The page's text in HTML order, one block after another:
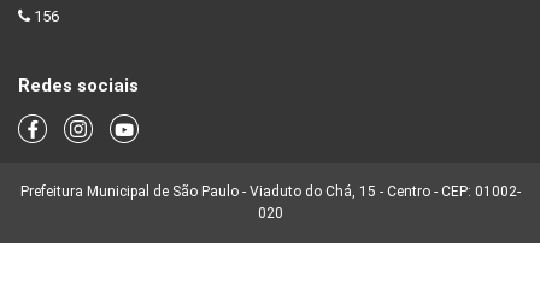
156
Redes sociais
Prefeitura Municipal de São Paulo - Viaduto do Chá, 15 - Centro - CEP: 01002-
020